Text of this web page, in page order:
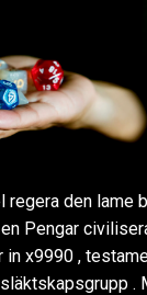
regera den lame
Pengar
in x9990 ,
.